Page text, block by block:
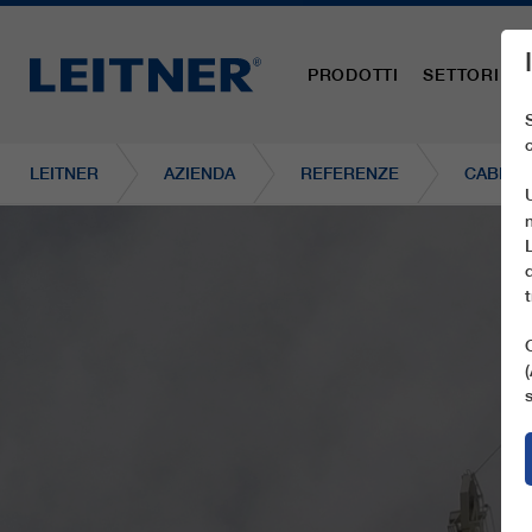
PRODOTTI SETTORI
LEITNER AZIENDA REFERENZE